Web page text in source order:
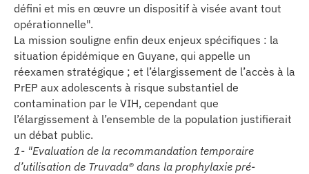
défini et mis en œuvre un dispositif à visée avant tout
opérationnelle".
La mission souligne enfin deux enjeux spécifiques : la
situation épidémique en Guyane, qui appelle un
réexamen stratégique ; et l’élargissement de l’accès à la
PrEP aux adolescents à risque substantiel de
contamination par le VIH, cependant que
l’élargissement à l’ensemble de la population justifierait
un débat public.
1- "Evaluation de la recommandation temporaire
d’utilisation de Truvada® dans la prophylaxie pré-